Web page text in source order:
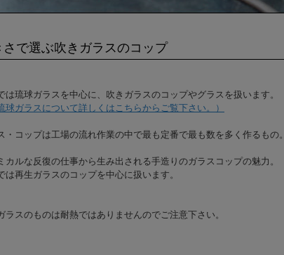
さで選ぶ吹きガラスのコップ
は琉球ガラスを中心に、吹きガラスのコップやグラスを扱います。
ガラスについて詳しくはこちらからご覧下さい。）
・コップは工場の流れ作業の中で最も定番で最も数を多く作るもの。
カルな反復の仕事から生み出される手造りのガラスコップの魅力。
は再生ガラスのコップを中心に扱います。
ラスのものは耐熱ではありませんのでご注意下さい。